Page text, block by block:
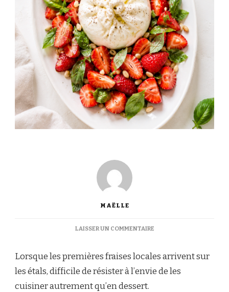
MAËLLE
LAISSER UN COMMENTAIRESUR
FRAISES,
BURRATA
CRÉMEUSE,
Lorsque les premières fraises locales arrivent sur
les étals, difficile de résister à l’envie de les
cuisiner autrement qu’en dessert.